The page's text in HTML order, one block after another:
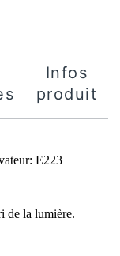
Infos
produit
E223
de la lumière.